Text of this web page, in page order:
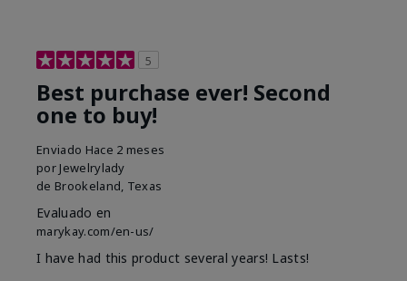
5
Best purchase ever! Second
one to buy!
Enviado Hace 2 meses
por Jewelrylady
de Brookeland, Texas
Evaluado en
marykay.com/en-us/
I have had this product several years! Lasts!